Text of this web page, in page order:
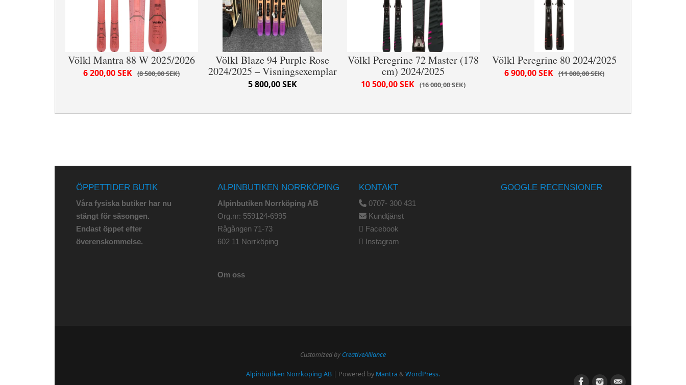
Völkl Mantra 88 W 2025/2026
8 500,00 SEK
6 200,00 SEK
Völkl Blaze 94 Purple Rose
2024/2025 – Visningsexemplar
5 800,00 SEK
Völkl Peregrine 72 Master (178
cm) 2024/2025
16 000,00 SEK
10 500,00 SEK
Völkl Peregrine 80 2024/2025
11 000,00 SEK
6 900,00 SEK
ÖPPETTIDER BUTIK
Våra fysiska butiker har nu
stängt för säsongen.
Endast öppet efter
överenskommelse.
ALPINBUTIKEN NORRKÖPING
Alpinbutiken Norrköping AB
Org.nr: 559124-6995
Rågången 71-73
602 11 Norrköping
Om oss
KONTAKT
0707- 300 431
Kundtjänst
Facebook
Instagram
GOOGLE RECENSIONER
Customized by CreativeAlliance
Alpinbutiken Norrköping AB | Powered by Mantra &WordPress.